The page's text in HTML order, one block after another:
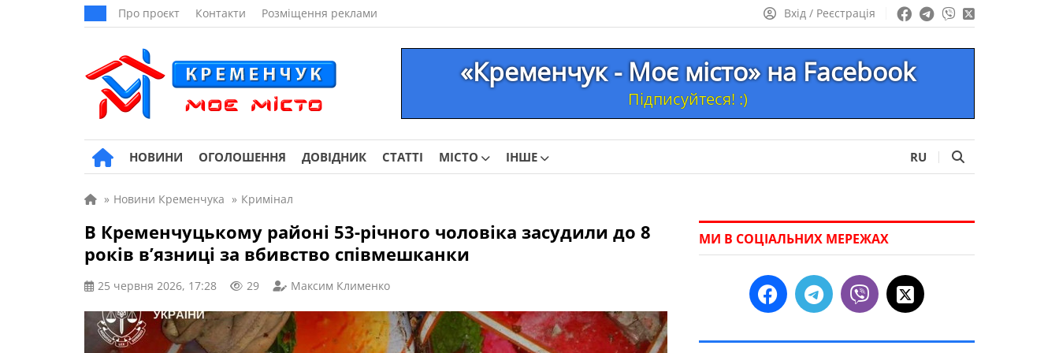
Про проєкт Контакти Розміщення реклами Вхід / Реєстрація
«Кременчук - Моє місто» на Facebook
Підписуйтеся! :)
НОВИНИ ОГОЛОШЕННЯ ДОВІДНИК СТАТТІ МІСТО ІНШЕ RU
» Новини Кременчука » Кримінал
В Кременчуцькому районі 53-річного чоловіка засудили до 8
років в’язниці за вбивство співмешканки
25 червня 2026, 17:28 29 Максим Клименко
МИ В СОЦІАЛЬНИХ МЕРЕЖАХ